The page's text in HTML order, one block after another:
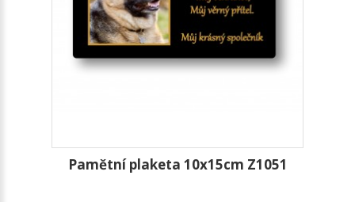
Pamětní plaketa 10x15cm Z1051